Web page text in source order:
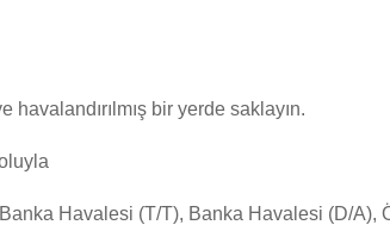
havalandırılmış bir yerde saklayın.
Havalesi (T/T), Banka Havalesi (D/A),